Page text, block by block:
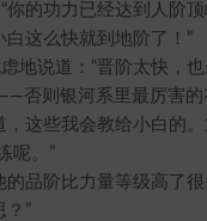
功力已经达到人阶顶
这么快就到地阶了！”
说道：“晋阶太快，也
否则银河系里最厉害
些我会教给小白的。
呢。”
品阶比力量等级高了很
”